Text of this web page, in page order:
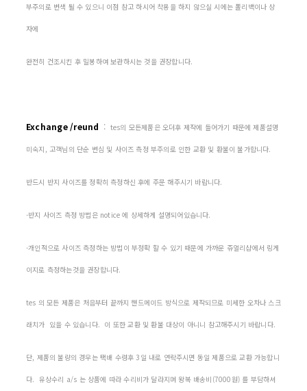
부주의로 변색 될 수 있으니 이점 참고 하시어 착용을 하지 않으실 시에는 폴리백이나 상
자에
완전히 건조시킨 후 밀봉하여 보관하시는 것을 권장합니다.
Exchange /reund : tes의 모든제품은 오더후 제작에 들어가기 때문에 제품설명
미숙지, 고객님의 단순 변심 및 사이즈 측정 부주의로 인한 교환 및 환불이 불가합니다.
반드시 반지 사이즈를 정확히 측정하신 후에 주문 해주시기 바랍니다.
-반지 사이즈 측정 방법은 notice 에 상세하게 설명되어있습니다.
-개인적으로 사이즈 측정하는 방법이 부정확 할 수 있기 때문에 가까운 쥬얼리샵에서 링게
이지로 측정하는것을 권장합니다.
tes 의 모든 제품은 처음부터 끝까지 핸드메이드 방식으로 제작되므로 미세한 오차나 스크
래치가 있을 수 있습니다. 이 또한 교환 및 환불 대상이 아니니 참고해주시기 바랍니다.
단, 제품의 불량의 경우는 택배 수령후 3일 내로 연락주시면 동일 제품으로 교환 가능합니
다. 유상수리 a/s 는 상품에 따라 수리비가 달라지며 왕복 배송비(7000원) 를 부담하셔